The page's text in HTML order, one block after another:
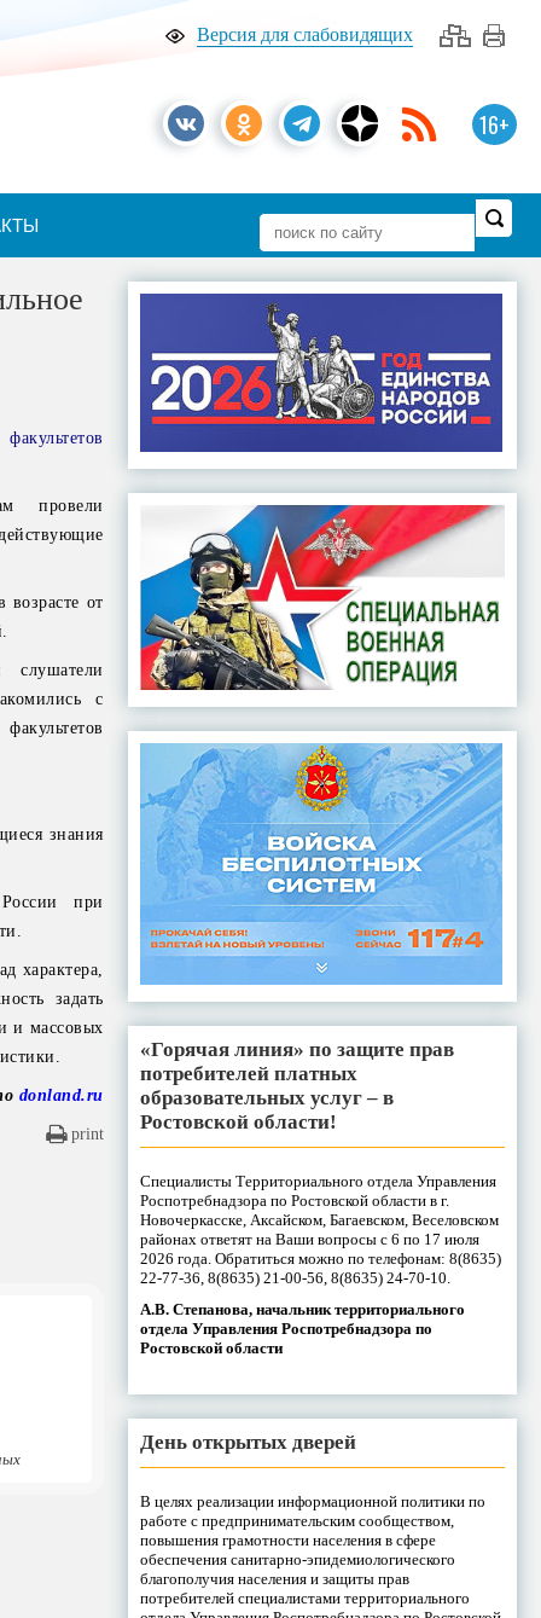
Версия для слабовидящих
16+
провели
от
слушатели
с
знания
при
характера,
задать
и массовых
donland.ru
print
«Горячая линия» по защите прав
потребителей платных
образовательных услуг – в
Ростовской области!
Специалисты Территориального отдела Управления
Роспотребнадзора по Ростовской области в г.
Новочеркасске, Аксайском, Багаевском, Веселовском
районах ответят на Ваши вопросы с 6 по 17 июля
2026 года. Обратиться можно по телефонам: 8(8635)
22-77-36, 8(8635) 21-00-56, 8(8635) 24-70-10.
А.В. Степанова, начальник территориального
отдела Управления Роспотребнадзора по
Ростовской области
День открытых дверей
В целях реализации информационной политики по
работе с предпринимательским сообществом,
повышения грамотности населения в сфере
обеспечения санитарно-эпидемиологического
благополучия населения и защиты прав
потребителей специалистами территориального